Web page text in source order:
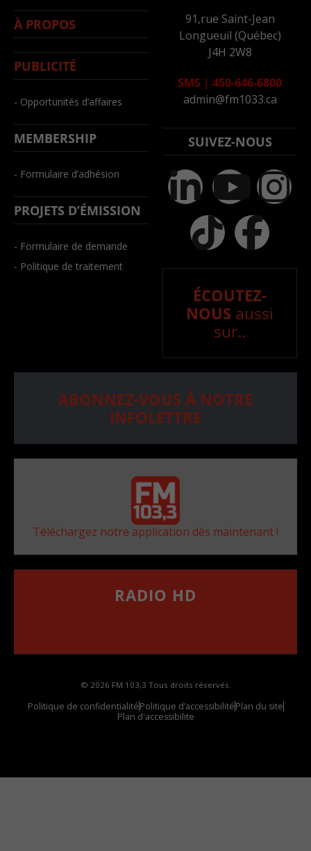
À PROPOS
PUBLICITÉ
- Opportunités d’affaires
MEMBERSHIP
- Formulaire d’adhésion
PROJETS D’ÉMISSION
- Formulaire de demande
- Politique de traitement
91,rue Saint-Jean
Longueuil (Québec)
J4H 2W8
SMS | 450-646-6800
admin@fm1033.ca
SUIVEZ-NOUS
ÉCOUTEZ-
NOUS aussi
sur..
ABONNEZ-VOUS À NOTRE
INFOLETTRE
Téléchargez notre application dès maintenant !
RADIO HD
© 2026 FM 103,3 Tous droits réservés.
Politique de confidentialitéPolitique d’accessibilitéPlan du site
Plan d'accessibilite